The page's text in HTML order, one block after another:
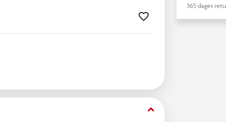
keyboard_arrow_down
365 dages